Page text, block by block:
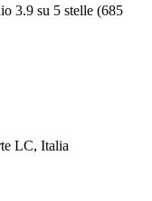
3.9 su 5 stelle (685
LC, Italia